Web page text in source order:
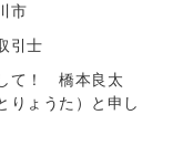
市
引士
て！ 橋本良太
りょうた）と申し